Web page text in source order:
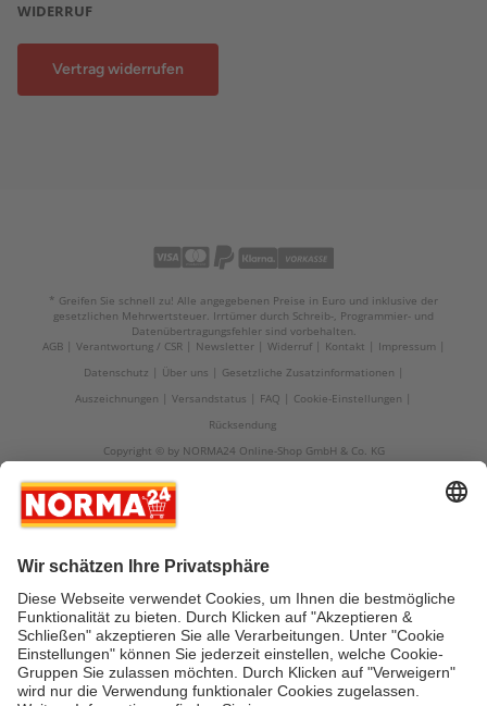
WIDERRUF
Vertrag widerrufen
* Greifen Sie schnell zu! Alle angegebenen Preise in Euro und inklusive der
gesetzlichen Mehrwertsteuer. Irrtümer durch Schreib-, Programmier- und
Datenübertragungsfehler sind vorbehalten.
AGB
Verantwortung / CSR Newsletter Widerruf Kontakt
Impressum
Datenschutz
Über uns
Gesetzliche Zusatzinformationen
Auszeichnungen
Versandstatus FAQ
Cookie-Einstellungen
Rücksendung
Copyright © by NORMA24 Online-Shop GmbH & Co. KG